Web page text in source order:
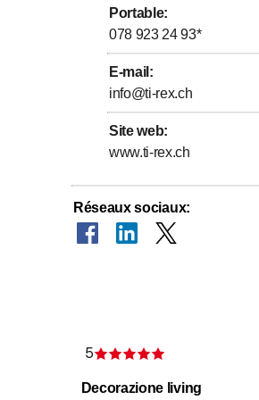
mon travail.
ensemble la solution la mieux
une idée précise de ma méthode de
véritable palais.
Portable:
078 923 24 93*
E-mail :
info@ti-rex.ch
Site web:
www.ti-rex.ch
Réseaux sociaux:
5
Decorazione living